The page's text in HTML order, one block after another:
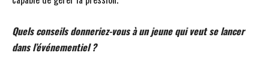
Quels conseils donneriez-vous à un jeune qui veut se lancer
dans l’événementiel ?